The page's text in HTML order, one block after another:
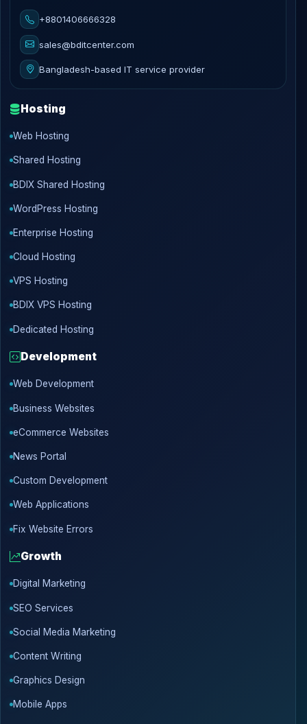
+8801406666328
sales@bditcenter.com
Bangladesh-based IT service provider
Hosting
Web Hosting
Shared Hosting
BDIX Shared Hosting
WordPress Hosting
Enterprise Hosting
Cloud Hosting
VPS Hosting
BDIX VPS Hosting
Dedicated Hosting
Development
Web Development
Business Websites
eCommerce Websites
News Portal
Custom Development
Web Applications
Fix Website Errors
Growth
Digital Marketing
SEO Services
Social Media Marketing
Content Writing
Graphics Design
Mobile Apps